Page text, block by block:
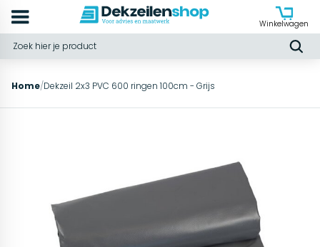
Winkelwagen
Home/Dekzeil 2x3 PVC 600 ringen 100cm - Grijs